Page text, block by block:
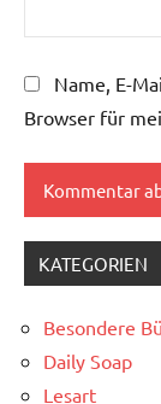
Name, E-
Browser für
KATEGORIEN
Besondere
Daily Soap
Lesart